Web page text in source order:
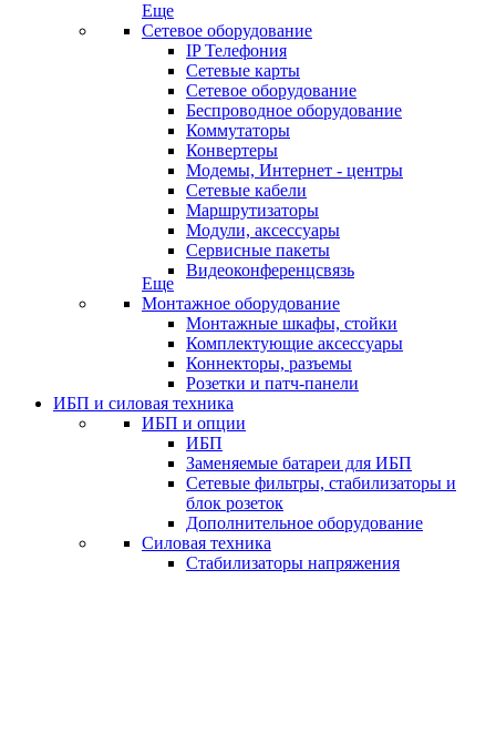
Еще
Сетевое оборудование
IP Телефония
Сетевые карты
Сетевое оборудование
Беспроводное оборудование
Коммутаторы
Конвертеры
Модемы, Интернет - центры
Сетевые кабели
Маршрутизаторы
Модули, аксессуары
Сервисные пакеты
Видеоконференцсвязь
Еще
Монтажное оборудование
Монтажные шкафы, стойки
Комплектующие аксессуары
Коннекторы, разъемы
Розетки и патч-панели
ИБП и силовая техника
ИБП и опции
ИБП
Заменяемые батареи для ИБП
Сетевые фильтры, стабилизаторы и
блок розеток
Дополнительное оборудование
Силовая техника
Стабилизаторы напряжения